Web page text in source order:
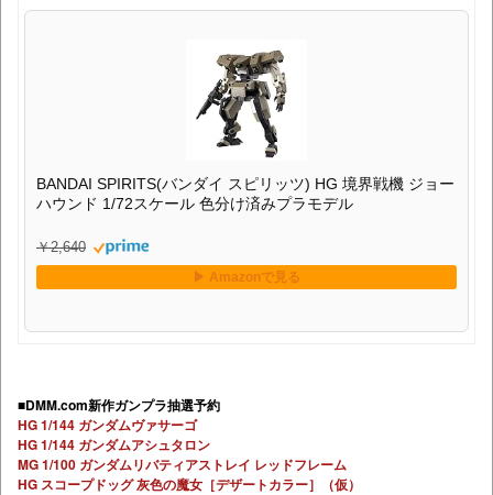
BANDAI SPIRITS(バンダイ スピリッツ) HG 境界戦機 ジョー
ハウンド 1/72スケール 色分け済みプラモデル
￥2,640
■DMM.com新作ガンプラ抽選予約
HG 1/144 ガンダムヴァサーゴ
HG 1/144 ガンダムアシュタロン
MG 1/100 ガンダムリバティアストレイ レッドフレーム
HG スコープドッグ 灰色の魔女［デザートカラー］（仮）